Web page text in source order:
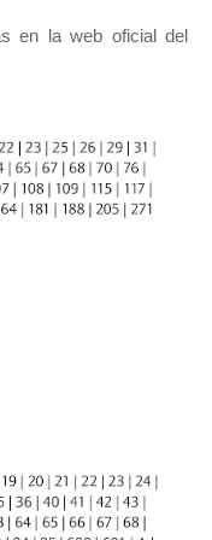
en la web oficial del